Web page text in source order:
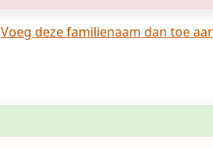
Voeg deze familienaam dan toe